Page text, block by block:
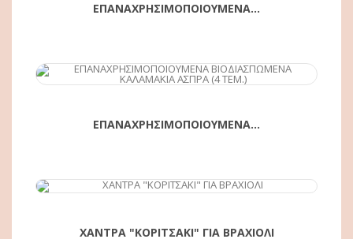
ΕΠΑΝΑΧΡΗΣΙΜΟΠΟΙΟΥΜΕΝΑ...
ΑΓΟΡΆ
ΕΠΑΝΑΧΡΗΣΙΜΟΠΟΙΟΥΜΕΝΑ...
ΑΓΟΡΆ
ΧΑΝΤΡΑ "ΚΟΡΙΤΣΑΚΙ" ΓΙΑ ΒΡΑΧΙΟΛΙ